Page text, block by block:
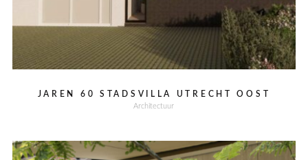
JAREN 60 STADSVILLA UTRECHT OOST
Architectuur